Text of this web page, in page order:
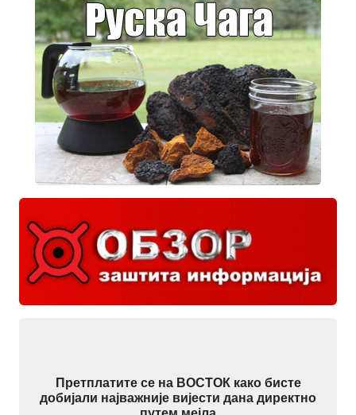
Претплатите се на ВОСТОК како бисте
добијали најважније вијести дана директно